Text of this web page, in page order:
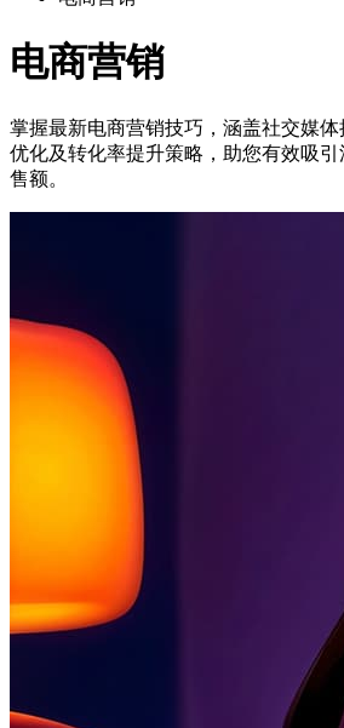
电商营销
掌握最新电商营销技巧，涵盖社交媒
优化及转化率提升策略，助您有效吸
售额。